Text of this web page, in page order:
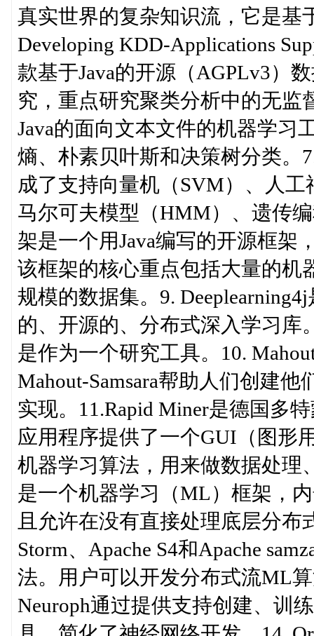
真实世界的复杂知识流，它是基
Developing KDD-Applications
款基于Java的开源（AGPLv3）
究，重点研究聚类分析中的无监
Java的面向文本文件的机器学习
熵、朴素贝叶斯和决策树分类。
成了支持向量机（SVM）、人
马尔可夫模型（HMM）、遗传
架是一个用Java编写的开源框架
该框架的核心重点包括大量的机
规模的数据集。9.
的、开源的、分布式深入学习库
是作为一个研究工具。10.
Mahout-Samsara帮助人们创建
实现。11.Rapid Miner是德国多
应用程序提供了一个GUI（图形
机器学习算法，用来做数据处理
是一个机器学习（ML）框架，
且允许在没有直接处理底层分布
Storm、Apache S4和Apache
法。用户可以开发分布式流ML
Neuroph通过提供支持创建、训